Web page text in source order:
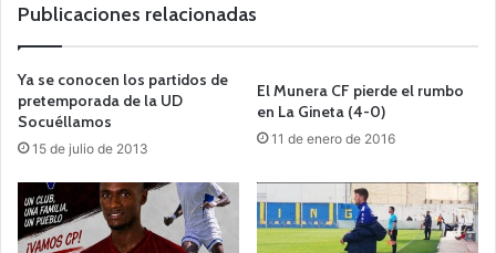
Publicaciones relacionadas
Ya se conocen los partidos de
pretemporada de la UD
Socuéllamos
15 de julio de 2013
El Munera CF pierde el rumbo
en La Gineta (4-0)
11 de enero de 2016